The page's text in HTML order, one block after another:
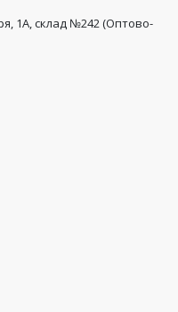
1А, склад №242 (Оптово-